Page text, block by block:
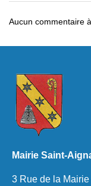
Aucun commentaire
Mairie Saint-
3 Rue de la